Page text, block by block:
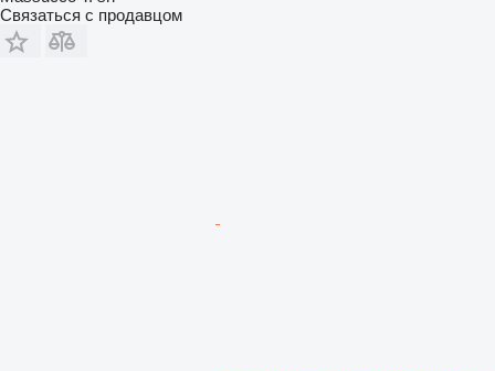
Связаться с продавцом